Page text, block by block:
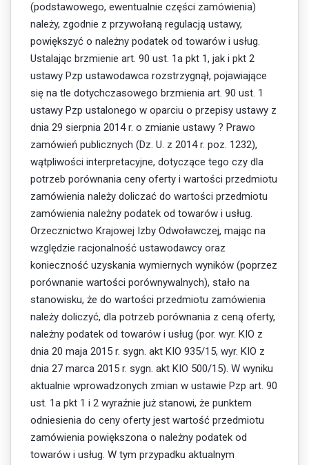
(podstawowego, ewentualnie części zamówienia)
należy, zgodnie z przywołaną regulacją ustawy,
powiększyć o należny podatek od towarów i usług.
Ustalając brzmienie art. 90 ust. 1a pkt 1, jak i pkt 2
ustawy Pzp ustawodawca rozstrzygnął, pojawiające
się na tle dotychczasowego brzmienia art. 90 ust. 1
ustawy Pzp ustalonego w oparciu o przepisy ustawy z
dnia 29 sierpnia 2014 r. o zmianie ustawy ? Prawo
zamówień publicznych (Dz. U. z 2014 r. poz. 1232),
wątpliwości interpretacyjne, dotyczące tego czy dla
potrzeb porównania ceny oferty i wartości przedmiotu
zamówienia należy doliczać do wartości przedmiotu
zamówienia należny podatek od towarów i usług.
Orzecznictwo Krajowej Izby Odwoławczej, mając na
względzie racjonalność ustawodawcy oraz
konieczność uzyskania wymiernych wyników (poprzez
porównanie wartości porównywalnych), stało na
stanowisku, że do wartości przedmiotu zamówienia
należy doliczyć, dla potrzeb porównania z ceną oferty,
należny podatek od towarów i usług (por. wyr. KIO z
dnia 20 maja 2015 r. sygn. akt KIO 935/15, wyr. KIO z
dnia 27 marca 2015 r. sygn. akt KIO 500/15). W wyniku
aktualnie wprowadzonych zmian w ustawie Pzp art. 90
ust. 1a pkt 1 i 2 wyraźnie już stanowi, że punktem
odniesienia do ceny oferty jest wartość przedmiotu
zamówienia powiększona o należny podatek od
towarów i usług. W tym przypadku aktualnym